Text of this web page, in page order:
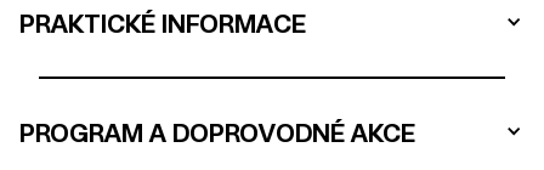
PRAKTICKÉ INFORMACE
PROGRAM A DOPROVODNÉ AKCE